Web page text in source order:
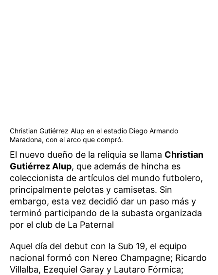
Christian Gutiérrez Alup en el estadio Diego Armando
Maradona, con el arco que compró.
El nuevo dueño de la reliquia se llama Christian
Gutiérrez Alup, que además de hincha es
coleccionista de artículos del mundo futbolero,
principalmente pelotas y camisetas. Sin
embargo, esta vez decidió dar un paso más y
terminó participando de la subasta organizada
por el club de La Paternal
Aquel día del debut con la Sub 19, el equipo
nacional formó con Nereo Champagne; Ricardo
Villalba, Ezequiel Garay y Lautaro Fórmica;